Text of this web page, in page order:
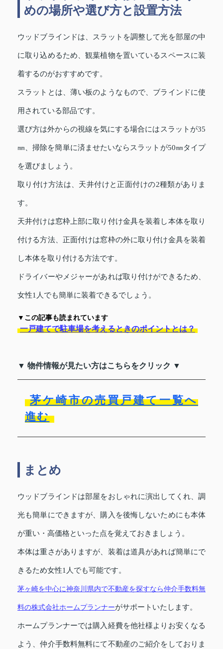
めの場所や選び方と設置方法
ウッドブラインドは、スラットを調整して光を部屋の中
に取り込めるため、観葉植物を置いているスペースに装
着するのがおすすめです。
スラットとは、薄い板のようなもので、ブラインドに使
用されている部品です。
選び方は外からの視線を気にする場合にはスラットが35
㎜、掃除を簡単に済ませたいならスラットが50㎜タイプ
を選びましょう。
取り付け方法は、天井付けと正面付けの2種類がありま
す。
天井付けは窓枠上部に取り付け金具を装着し本体を取り
付ける方法、正面付けは窓枠の外に取り付け金具を装着
し本体を取り付ける方法です。
ドライバーやメジャーがあれば取り付けができるため、
女性1人でも簡単に装着できるでしょう。
▼この記事も読まれています
一戸建てで駐車場を考えるときのポイントとは？
▼ 物件情報が見たい方はこちらをクリック ▼
茅ケ崎市の売買戸建て一覧へ
進む
まとめ
ウッドブラインドは部屋をおしゃれに演出してくれ、調
光も簡単にできますが、購入を後悔しないためにも本体
が重い・高価格といった点を覚えておきましょう。
本体は重さがありますが、装着は道具があれば簡単にで
きるため女性1人でも可能です。
茅ヶ崎を中心に神奈川県内で不動産を探すなら仲介手数料無
料の株式会社ホームプランナーがサポートいたします。
ホームプランナーでは購入経費を他社様よりお安くなる
よう、仲介手数料無料にて不動産のご紹介をしておりま